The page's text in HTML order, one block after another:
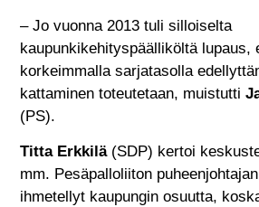
– Jo vuonna 2013 tuli silloiselta
kaupunkikehityspäälliköltä lupaus,
korkeimmalla sarjatasolla
kattaminen toteutetaan, muistutti
(PS).
Titta Erkkilä(SDP) kertoi
mm. Pesäpalloliiton
ihmetellyt kaupungin osuutta,